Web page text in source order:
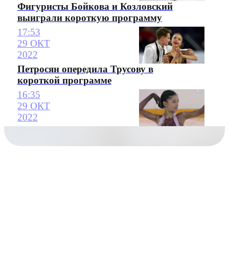
Фигуристы Бойкова и Козловский
выиграли короткую программу
17:53
29 ОКТ
2022
Петросян опередила Трусову в
короткой программе
16:35
29 ОКТ
2022